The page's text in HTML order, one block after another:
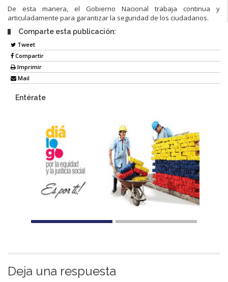
De esta manera, el Gobierno Nacional trabaja continua y
articuladamente para garantizar la seguridad de los ciudadanos.
Comparte esta publicación:
Tweet
Compartir
Imprimir
Mail
Entérate
Deja una respuesta